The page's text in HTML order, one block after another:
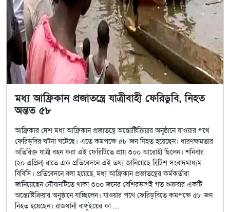
মধ্য আফ্রিকান প্রজাতন্ত্রে যাত্রীবাহী ফেরিডুবি, নিহত
অন্তত ৫৮
আফ্রিকার দেশ মধ্য আফ্রিকান প্রজাতন্ত্রে অন্ত্যেষ্টিক্রিয়ার অনুষ্ঠানে যাওয়ার পথে
ফেরিডুবির ঘটনা ঘটেছে। এতে কমপক্ষে ৫৮ জন নিহত হয়েছেন। ধারণক্ষমতার
অতিরিক্ত যাত্রী বহন করা এই ফেরিটিতে প্রায় ৩০০ আরোহী ছিলেন। শনিবার
(২০ এপ্রিল) রাতে এক প্রতিবেদনে এই তথ্য জানিয়েছে ব্রিটিশ সংবাদমাধ্যম
বিবিসি। প্রতিবেদনে বলা হয়েছে, মধ্য আফ্রিকান প্রজাতন্ত্রের কর্মকর্তারা
জানিয়েছেন নৌযানটিতে থাকা ৩০০ জনের বেশিরভাগই গত শুক্রবার একটি
অন্ত্যেষ্টিক্রিয়ার অনুষ্ঠানে যাচ্ছিলেন। যাওয়ার পথে ফেরিডুবিতে কমপক্ষে ৫৮ জন
নিহত হয়েছেন। রাজধানী বাঙ্গুইয়ের কা ....